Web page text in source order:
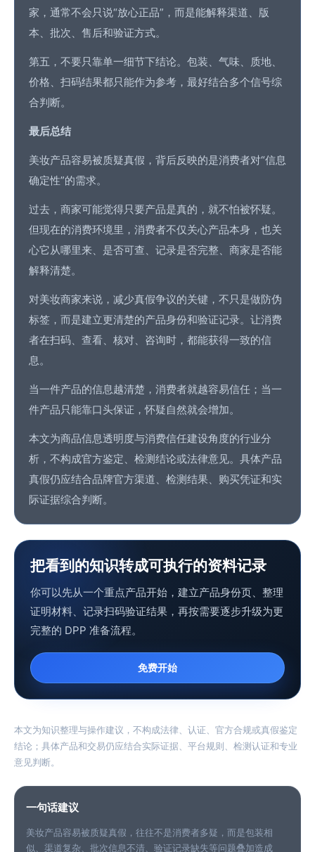
家，通常不会只说“放心正品”，而是能解释渠道、版
本、批次、售后和验证方式。
第五，不要只靠单一细节下结论。包装、气味、质地、
价格、扫码结果都只能作为参考，最好结合多个信号综
合判断。
最后总结
美妆产品容易被质疑真假，背后反映的是消费者对“信息
确定性”的需求。
过去，商家可能觉得只要产品是真的，就不怕被怀疑。
但现在的消费环境里，消费者不仅关心产品本身，也关
心它从哪里来、是否可查、记录是否完整、商家是否能
解释清楚。
对美妆商家来说，减少真假争议的关键，不只是做防伪
标签，而是建立更清楚的产品身份和验证记录。让消费
者在扫码、查看、核对、咨询时，都能获得一致的信
息。
当一件产品的信息越清楚，消费者就越容易信任；当一
件产品只能靠口头保证，怀疑自然就会增加。
本文为商品信息透明度与消费信任建设角度的行业分
析，不构成官方鉴定、检测结论或法律意见。具体产品
真假仍应结合品牌官方渠道、检测结果、购买凭证和实
际证据综合判断。
把看到的知识转成可执行的资料记录
你可以先从一个重点产品开始，建立产品身份页、整理
证明材料、记录扫码验证结果，再按需要逐步升级为更
完整的 DPP 准备流程。
免费开始
本文为知识整理与操作建议，不构成法律、认证、官方合规或真假鉴定
结论；具体产品和交易仍应结合实际证据、平台规则、检测认证和专业
意见判断。
一句话建议
美妆产品容易被质疑真假，往往不是消费者多疑，而是包装相
似、渠道复杂、批次信息不清、验证记录缺失等问题叠加造成